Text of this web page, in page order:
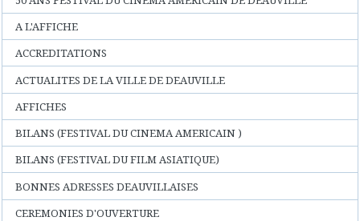
A L'AFFICHE
ACCREDITATIONS
ACTUALITES DE LA VILLE DE DEAUVILLE
AFFICHES
BILANS (FESTIVAL DU CINEMA AMERICAIN )
BILANS (FESTIVAL DU FILM ASIATIQUE)
BONNES ADRESSES DEAUVILLAISES
CEREMONIES D'OUVERTURE